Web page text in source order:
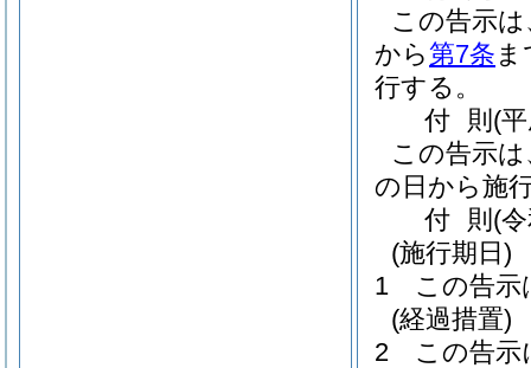
この告示
から第7条
行する。
付 則 (
この告示
の日から施
付 則 (
(施行期日)
1
この告示
(経過措置)
2
この告示